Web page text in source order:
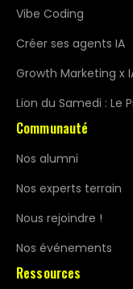
Vibe Coding
Créer ses agents IA
Growth Marketing x
Lion du Samedi : Le
Communauté
Nos alumni
Nos experts terrain
Nous rejoindre !
Nos événements
Ressources